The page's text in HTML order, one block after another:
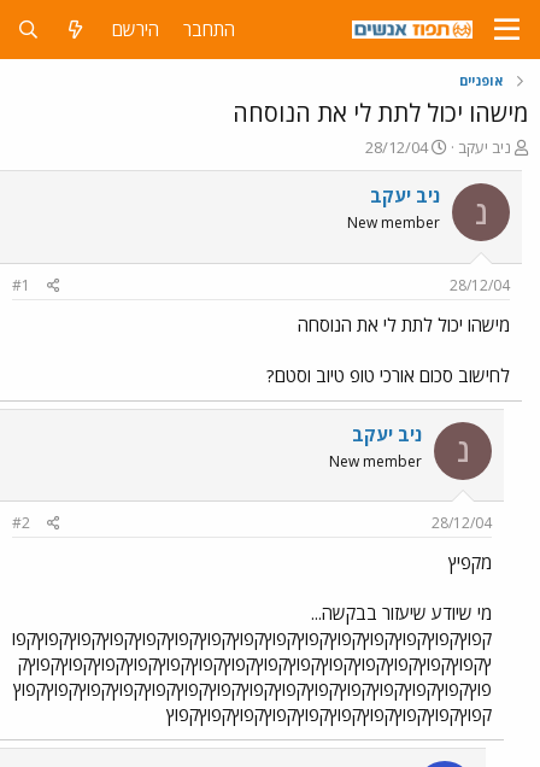
התחבר הירשם
אופניים
מישהו יכול לתת לי את הנוסחה
פ
ו
ת
ח
ה
ש
א
ניב יעקב
פ
ו
ר
ם
ר
28/12/04
נ ניב יעקב
New member
28/12/04
#1
מישהו יכול לתת לי את הנוסחה
לחישוב סכום אורכי טופ טיוב וסטם?
נ ניב יעקב
New member
28/12/04
#2
מקפיץ
מי שיודע שיעזור בבקשה...
קפוץקפוץקפוץקפוץקפוץקפוץקפוץקפוץקפוץקפוץקפוץקפוץקפוץקפוץקפו
ץקפוץקפוץקפוץקפוץקפוץקפוץקפוץקפוץקפוץקפוץקפוץקפוץקפוץקפוץק
פוץקפוץקפוץקפוץקפוץקפוץקפוץקפוץקפוץקפוץקפוץקפוץקפוץקפוץקפוץ
קפוץקפוץקפוץקפוץקפוץקפוץקפוץקפוץקפוץקפוץ